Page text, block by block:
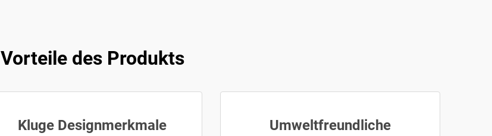
Vorteile des Produkts
Kluge Designmerkmale
Umweltfreundliche